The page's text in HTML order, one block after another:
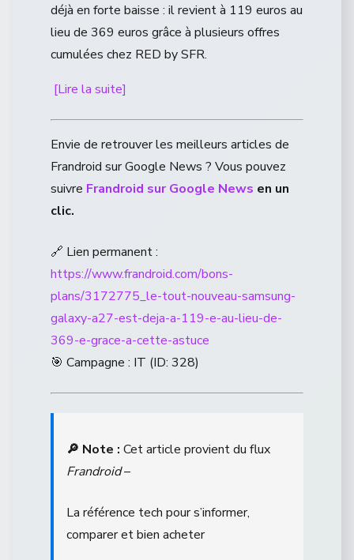
déjà en forte baisse : il revient à 119 euros au
lieu de 369 euros grâce à plusieurs offres
cumulées chez RED by SFR.
[Lire la suite]
Envie de retrouver les meilleurs articles de
Frandroid sur Google News ? Vous pouvez
suivre Frandroid sur Google News en un
clic.
🔗 Lien permanent :
https://www.frandroid.com/bons-
plans/3172775_le-tout-nouveau-samsung-
galaxy-a27-est-deja-a-119-e-au-lieu-de-
369-e-grace-a-cette-astuce
🎯 Campagne : IT (ID: 328)
🔎 Note : Cet article provient du flux
Frandroid–
La référence tech pour s’informer,
comparer et bien acheter